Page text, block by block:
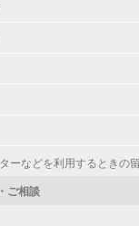
ーなどを利用するときの
ご相談